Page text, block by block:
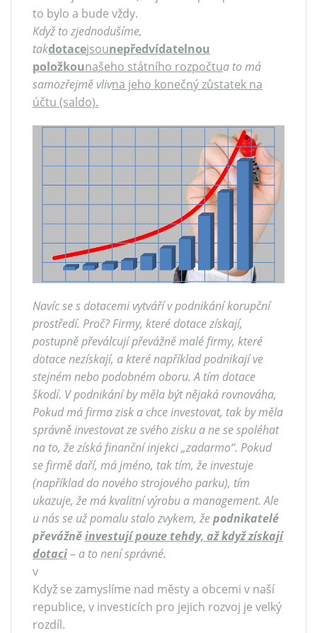
to bylo a bude vždy.
Když to zjednodušíme,
takdotacejsounepředvídatelnou
položkounašeho státního rozpočtua to má
samozřejmě vlivna jeho konečný zůstatek na
účtu (saldo).
Navíc se s dotacemi vytváří v podnikání korupční
prostředí. Proč? Firmy, které dotace získají,
postupně převálcují převážně malé firmy, které
dotace nezískají, a které například podnikají ve
stejném nebo podobném oboru. A tím dotace
škodí. V podnikání by měla být nějaká rovnováha,
Pokud má firma zisk a chce investovat, tak by měla
správně investovat ze svého zisku a ne se spoléhat
na to, že získá finanční injekci „zadarmo“. Pokud
se firmě daří, má jméno, tak tím, že investuje
(například do nového strojového parku), tím
ukazuje, že má kvalitní výrobu a management. Ale
u nás se už pomalu stalo zvykem, žepodnikatelé
převážněinvestují pouze tehdy, až když získají
dotaci– a to není správné.
v
Když se zamyslíme nad městy a obcemi v naší
republice, v investicích pro jejich rozvoj je velký
rozdíl.